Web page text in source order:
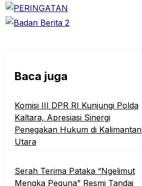
Baca juga
Komisi III DPR RI Kunjungi Polda
Kaltara, Apresiasi Sinergi
Penegakan Hukum di Kalimantan
Utara
Serah Terima Pataka “Ngelimut
Mengka Peguna” Resmi Tandai